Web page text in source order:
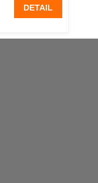
DETAIL